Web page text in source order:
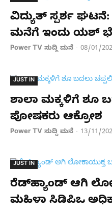
ವಿದ್ಯುತ್ ಸ್ಪರ್ಶ
ಮನೆಗೆ ಇಂದು ಯಶ್
Power TV ಸುದ್ದಿ ಮನೆ - 08/01/
JUST IN
ಶಾಲಾ ಮಕ್ಕಳಿಗೆ ಶೂ
ಪೋಷಕರು ಆಕ್ರೋಶ
Power TV ಸುದ್ದಿ ಮನೆ - 13/11/
JUST IN
ರೆಡ್​ಹ್ಯಾಂಡ್ ಆಗಿ
ಮಹಿಳಾ ಸಿಡಿಪಿಒ